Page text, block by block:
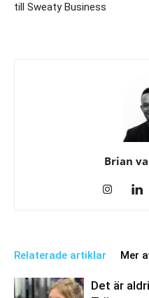
till Sweaty Business
Brian
Relaterade artiklar Mer
Det är